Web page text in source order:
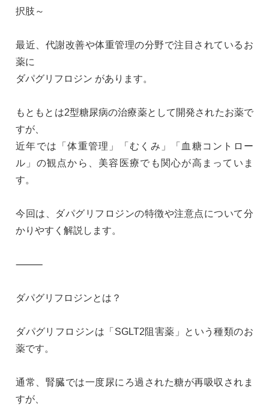
択肢～
最近、代謝改善や体重管理の分野で注目されているお
薬に
ダパグリフロジン があります。
もともとは2型糖尿病の治療薬として開発されたお薬で
すが、
近年では「体重管理」「むくみ」「血糖コントロー
ル」の観点から、美容医療でも関心が高まっていま
す。
今回は、ダパグリフロジンの特徴や注意点について分
かりやすく解説します。
⸻
ダパグリフロジンとは？
ダパグリフロジンは「SGLT2阻害薬」という種類のお
薬です。
通常、腎臓では一度尿にろ過された糖が再吸収されま
すが、